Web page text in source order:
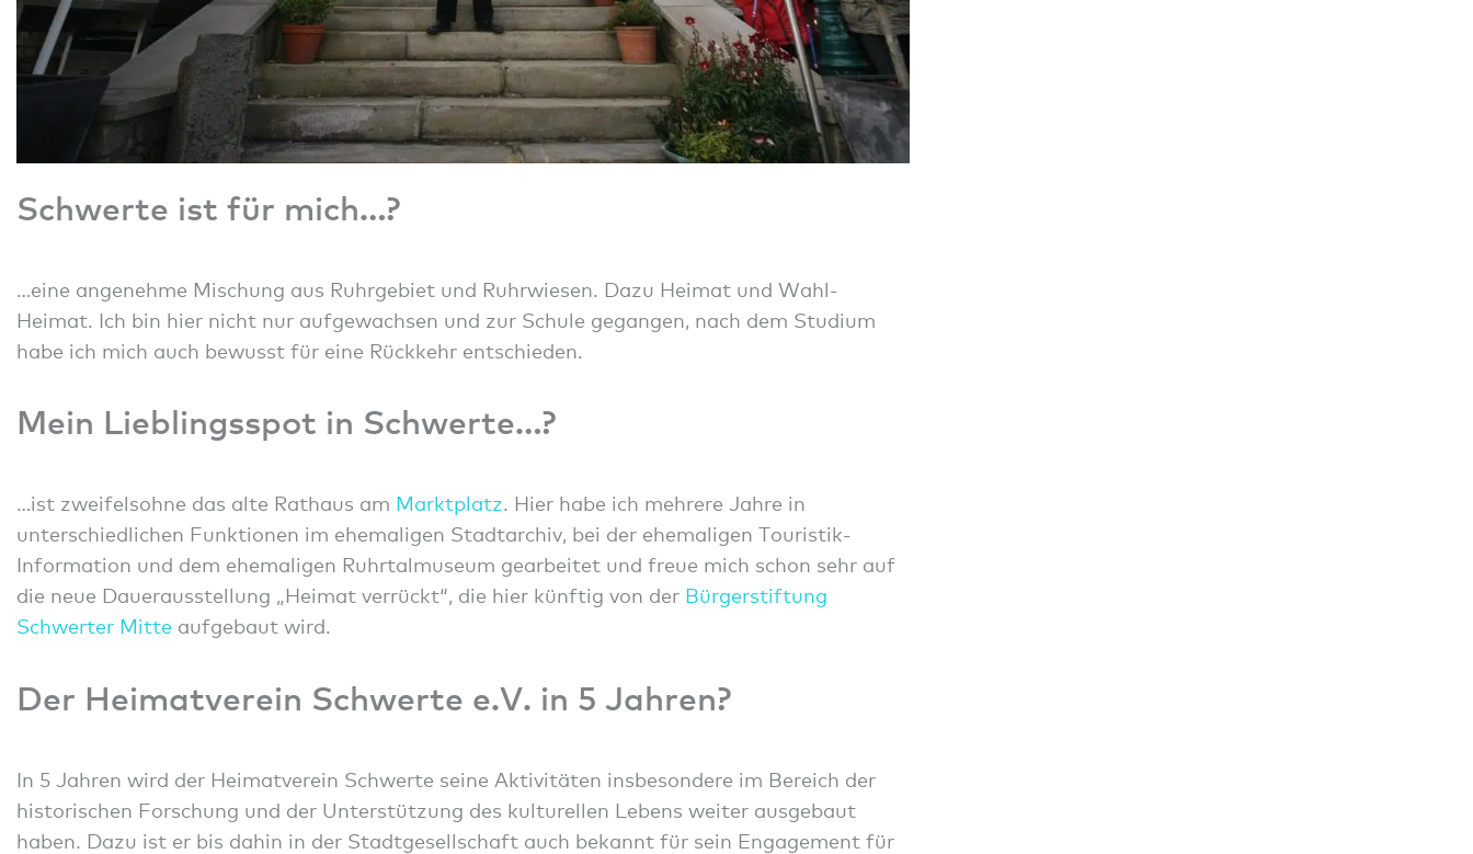
Schwerte ist für mich…?
…eine angenehme Mischung aus Ruhrgebiet und Ruhrwiesen. Dazu Heimat und Wahl-
Heimat. Ich bin hier nicht nur aufgewachsen und zur Schule gegangen, nach dem Studium
habe ich mich auch bewusst für eine Rückkehr entschieden.
Mein Lieblingsspot in Schwerte…?
…ist zweifelsohne das alte Rathaus am Marktplatz. Hier habe ich mehrere Jahre in
unterschiedlichen Funktionen im ehemaligen Stadtarchiv, bei der ehemaligen Touristik-
Information und dem ehemaligen Ruhrtalmuseum gearbeitet und freue mich schon sehr auf
die neue Dauerausstellung „Heimat verrückt“, die hier künftig von der Bürgerstiftung
Schwerter Mitte aufgebaut wird.
Der Heimatverein Schwerte e.V. in 5 Jahren?
In 5 Jahren wird der Heimatverein Schwerte seine Aktivitäten insbesondere im Bereich der
historischen Forschung und der Unterstützung des kulturellen Lebens weiter ausgebaut
haben. Dazu ist er bis dahin in der Stadtgesellschaft auch bekannt für sein Engagement für